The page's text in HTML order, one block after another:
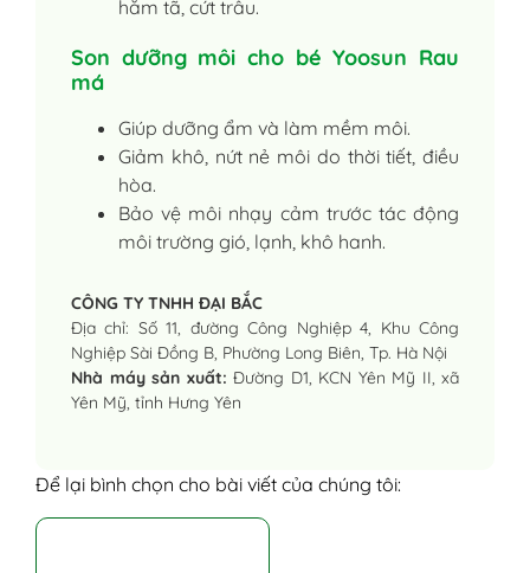
hăm tã, cứt trâu.
Son dưỡng môi cho bé Yoosun Rau
má
Giúp dưỡng ẩm và làm mềm môi.
Giảm khô, nứt nẻ môi do thời tiết, điều
hòa.
Bảo vệ môi nhạy cảm trước tác động
môi trường gió, lạnh, khô hanh.
CÔNG TY TNHH ĐẠI BẮC
Địa chỉ: Số 11, đường Công Nghiệp 4, Khu Công
Nghiệp Sài Đồng B, Phường Long Biên, Tp. Hà Nội
Nhà máy sản xuất: Đường D1, KCN Yên Mỹ II, xã
Yên Mỹ, tỉnh Hưng Yên
Để lại bình chọn cho bài viết của chúng tôi: